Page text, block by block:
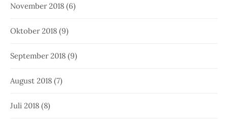
November 2018 (6)
Oktober 2018 (9)
September 2018 (9)
August 2018 (7)
Juli 2018 (8)